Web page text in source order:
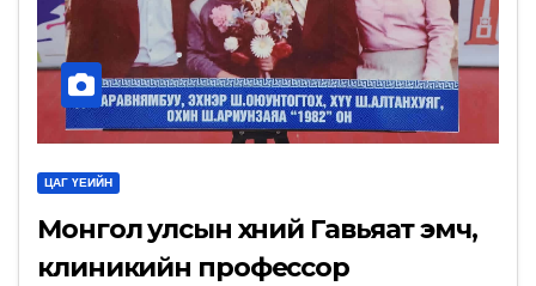
ЦАГ ҮЕИЙН
Монгол улсын хүний Гавьяат эмч,
клиникийн профессор